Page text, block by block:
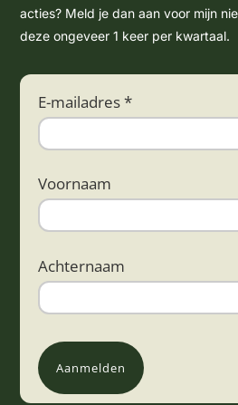
acties? Meld je dan aan voor mijn
deze ongeveer 1 keer per kwartaal.
E-mailadres *
Voornaam
Achternaam